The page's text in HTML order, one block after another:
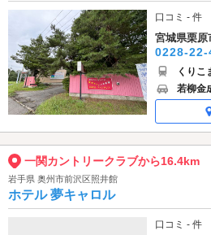
口コミ - 件
宮城県栗原
0228-22-
くりこ
若柳金
一関カントリークラブから16.4km
岩手県 奥州市前沢区照井館
ホテル 夢キャロル
口コミ - 件